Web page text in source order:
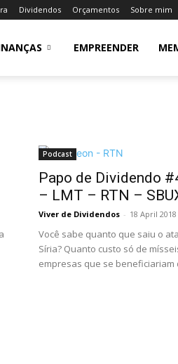
Dividendos Orçamentos Sobre mim
EMPREENDER
Podcast
Papo de Dividendo
– LMT – RTN –
Viver de Dividendos - 18 April 2018
Você sabe quanto que saiu o
Síria? Quanto custo só de
empresas que se beneficiariam